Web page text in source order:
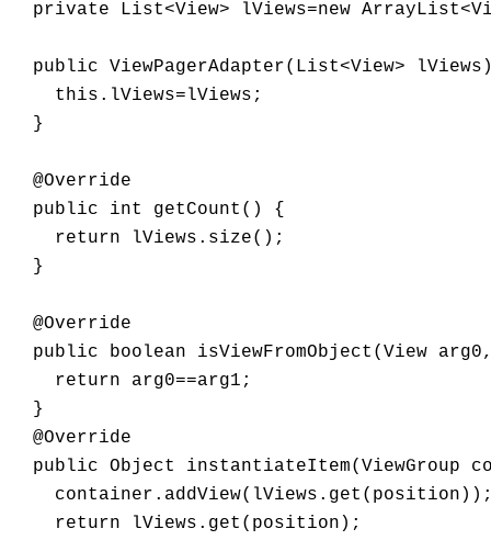
private List<View> lViews=new
public ViewPagerAdapter(List<View>
    this.lViews=lViews;
  }
  @Override
  public int getCount() {
    return lViews.size();
  }
  @Override
public boolean isViewFromObject(View
    return arg0==arg1;
  }
  @Override
public Object instantiateItem(ViewGroup
    return lViews.get(position);